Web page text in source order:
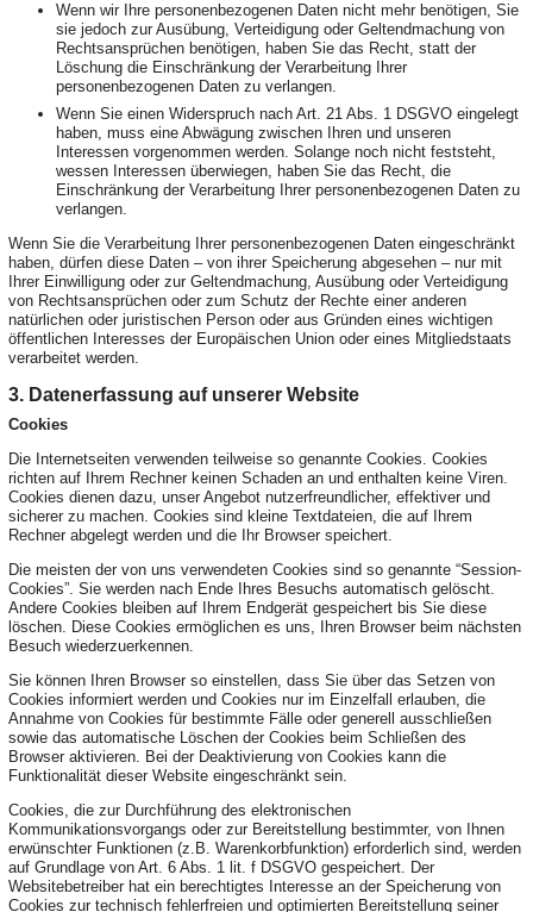
Wenn wir Ihre personenbezogenen Daten nicht mehr benötigen, Sie
sie jedoch zur Ausübung, Verteidigung oder Geltendmachung von
Rechtsansprüchen benötigen, haben Sie das Recht, statt der
Löschung die Einschränkung der Verarbeitung Ihrer
personenbezogenen Daten zu verlangen.
Wenn Sie einen Widerspruch nach Art. 21 Abs. 1 DSGVO eingelegt
haben, muss eine Abwägung zwischen Ihren und unseren
Interessen vorgenommen werden. Solange noch nicht feststeht,
wessen Interessen überwiegen, haben Sie das Recht, die
Einschränkung der Verarbeitung Ihrer personenbezogenen Daten zu
verlangen.
Wenn Sie die Verarbeitung Ihrer personenbezogenen Daten eingeschränkt
haben, dürfen diese Daten – von ihrer Speicherung abgesehen – nur mit
Ihrer Einwilligung oder zur Geltendmachung, Ausübung oder Verteidigung
von Rechtsansprüchen oder zum Schutz der Rechte einer anderen
natürlichen oder juristischen Person oder aus Gründen eines wichtigen
öffentlichen Interesses der Europäischen Union oder eines Mitgliedstaats
verarbeitet werden.
3. Datenerfassung auf unserer Website
Cookies
Die Internetseiten verwenden teilweise so genannte Cookies. Cookies
richten auf Ihrem Rechner keinen Schaden an und enthalten keine Viren.
Cookies dienen dazu, unser Angebot nutzerfreundlicher, effektiver und
sicherer zu machen. Cookies sind kleine Textdateien, die auf Ihrem
Rechner abgelegt werden und die Ihr Browser speichert.
Die meisten der von uns verwendeten Cookies sind so genannte “Session-
Cookies”. Sie werden nach Ende Ihres Besuchs automatisch gelöscht.
Andere Cookies bleiben auf Ihrem Endgerät gespeichert bis Sie diese
löschen. Diese Cookies ermöglichen es uns, Ihren Browser beim nächsten
Besuch wiederzuerkennen.
Sie können Ihren Browser so einstellen, dass Sie über das Setzen von
Cookies informiert werden und Cookies nur im Einzelfall erlauben, die
Annahme von Cookies für bestimmte Fälle oder generell ausschließen
sowie das automatische Löschen der Cookies beim Schließen des
Browser aktivieren. Bei der Deaktivierung von Cookies kann die
Funktionalität dieser Website eingeschränkt sein.
Cookies, die zur Durchführung des elektronischen
Kommunikationsvorgangs oder zur Bereitstellung bestimmter, von Ihnen
erwünschter Funktionen (z.B. Warenkorbfunktion) erforderlich sind, werden
auf Grundlage von Art. 6 Abs. 1 lit. f DSGVO gespeichert. Der
Websitebetreiber hat ein berechtigtes Interesse an der Speicherung von
Cookies zur technisch fehlerfreien und optimierten Bereitstellung seiner